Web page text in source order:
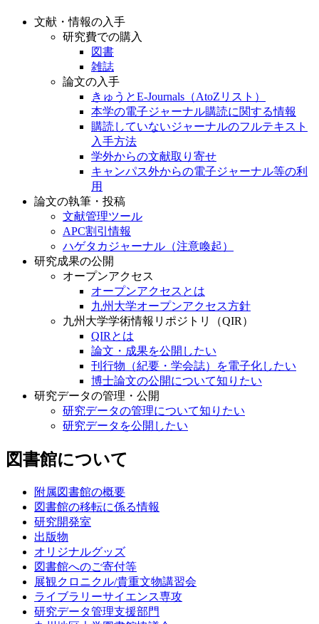
文献・情報の入手
研究費での購入
図書
雑誌
論文の入手
きゅうとE-Journals（AtoZリスト）
本学の電子ジャーナル購読に関する情報
購読していないジャーナルのフルテキスト
入手方法
学外からの文献取り寄せ
キャンパス外からの電子ジャーナル等の利
用
論文の執筆・投稿
文献管理ツール
APC割引情報
ハゲタカジャーナル（注意喚起）
研究成果の公開
オープンアクセス
オープンアクセスとは
九州大学オープンアクセス方針
九州大学学術情報リポジトリ（QIR）
QIRとは
論文・成果を公開したい
刊行物（紀要・学会誌）を電子化したい
博士論文の公開について知りたい
研究データの管理・公開
研究データの管理について知りたい
研究データを公開したい
図書館について
附属図書館の概要
図書館の移転に係る情報
研究開発室
出版物
オリジナルグッズ
図書館へのご寄付等
展観クロニクル/貴重文物講習会
ライブラリーサイエンス専攻
研究データ管理支援部門